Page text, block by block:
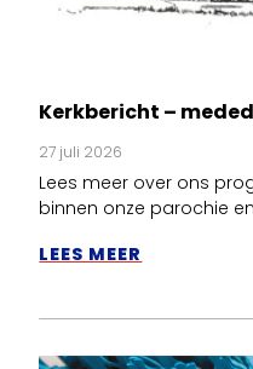
Kerkbericht –
27 juli 2026
Lees meer over ons
binnen onze parochie
LEES MEER